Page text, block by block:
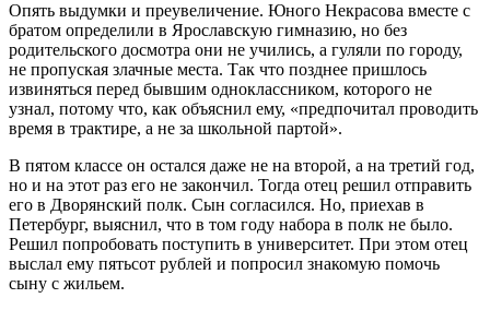
Опять выдумки и преувеличение. Юного Некрасова вместе с
братом определили в Ярославскую гимназию, но без
родительского досмотра они не учились, а гуляли по городу,
не пропуская злачные места. Так что позднее пришлось
извиняться перед бывшим одноклассником, которого не
узнал, потому что, как объяснил ему, «предпочитал проводить
время в трактире, а не за школьной партой».
В пятом классе он остался даже не на второй, а на третий год,
но и на этот раз его не закончил. Тогда отец решил отправить
его в Дворянский полк. Сын согласился. Но, приехав в
Петербург, выяснил, что в том году набора в полк не было.
Решил попробовать поступить в университет. При этом отец
выслал ему пятьсот рублей и попросил знакомую помочь
сыну с жильем.